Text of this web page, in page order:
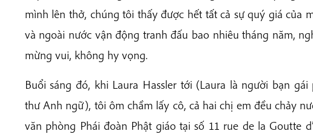
mình lên thở, chúng tôi thấy được hết tất cả sự quý giá của
và ngoài nước vận động tranh đấu bao nhiêu tháng năm,
mừng vui, không hy vọng.
Buổi sáng đó, khi Laura Hassler tới (Laura là người bạn
thư Anh ngữ), tôi ôm chầm lấy cô, cả hai chị em đều chảy
văn phòng Phái đoàn Phật giáo tại số 11 rue de la Goutte